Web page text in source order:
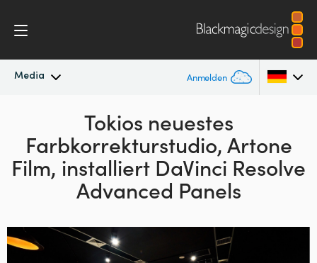
Media Anmelden
Neueste Nachrichten
Nachrichtenarchiv
Argentina
Australia
Austria
Canada
Tokios neuestes
Farbkorrekturstudio,Artone
Film, installiert DaVinci Resolve
Advanced Panels